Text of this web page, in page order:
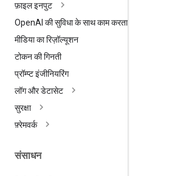
फ़ाइल इनपुट
OpenAI की सुविधा के साथ काम करता है
मीडिया का रिज़ॉल्यूशन
टोकन की गिनती
प्रॉम्प्ट इंजीनियरिंग
लॉग और डेटासेट
सुरक्षा
फ़्रेमवर्क
संसाधन